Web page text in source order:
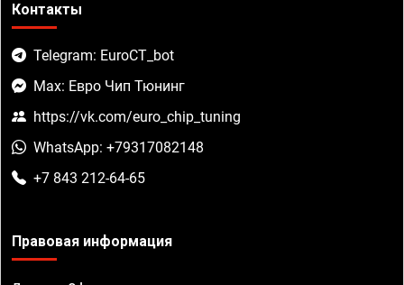
Контакты
Telegram: EuroCT_bot
Max: Евро Чип Тюнинг
https://vk.com/euro_chip_tuning
WhatsApp: +79317082148
+7 843 212-64-65
Правовая информация